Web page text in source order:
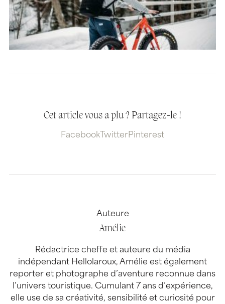
Cet article vous a plu ? Partagez-le !
Facebook TwitterPinterest
Auteure
Amélie
Rédactrice cheffe et auteure du média
indépendant Hellolaroux, Amélie est également
reporter et photographe d’aventure reconnue dans
l’univers touristique. Cumulant 7 ans d’expérience,
elle use de sa créativité, sensibilité et curiosité pour